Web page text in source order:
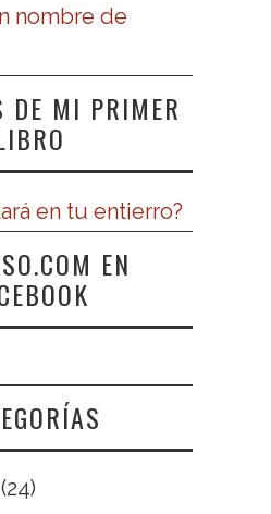
DE MI PRIMER
EN
(24)